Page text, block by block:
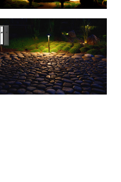
Ландшафтная подсветка